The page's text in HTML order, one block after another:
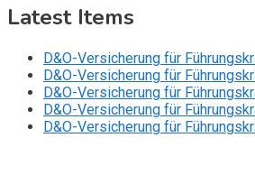
Latest Items
D&O-Versicherung für
D&O-Versicherung für
D&O-Versicherung für
D&O-Versicherung für
D&O-Versicherung für